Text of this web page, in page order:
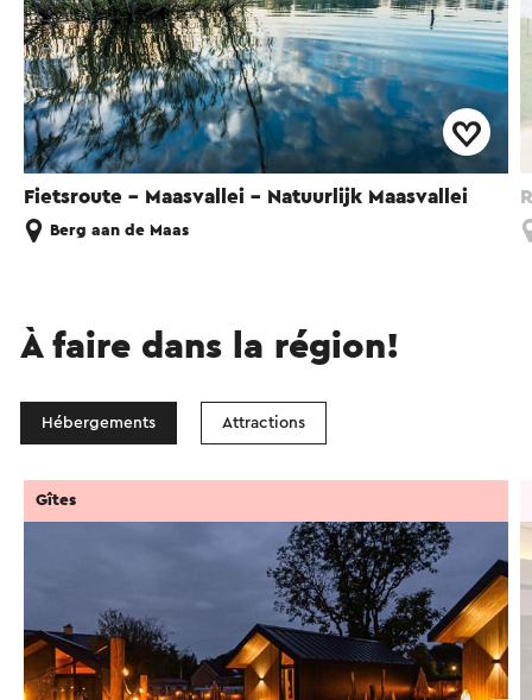
Fietsroute - Maasvallei - Natuurlijk Maasvallei
Berg aan de Maas
À faire dans la région!
Hébergements Attractions
Gîtes